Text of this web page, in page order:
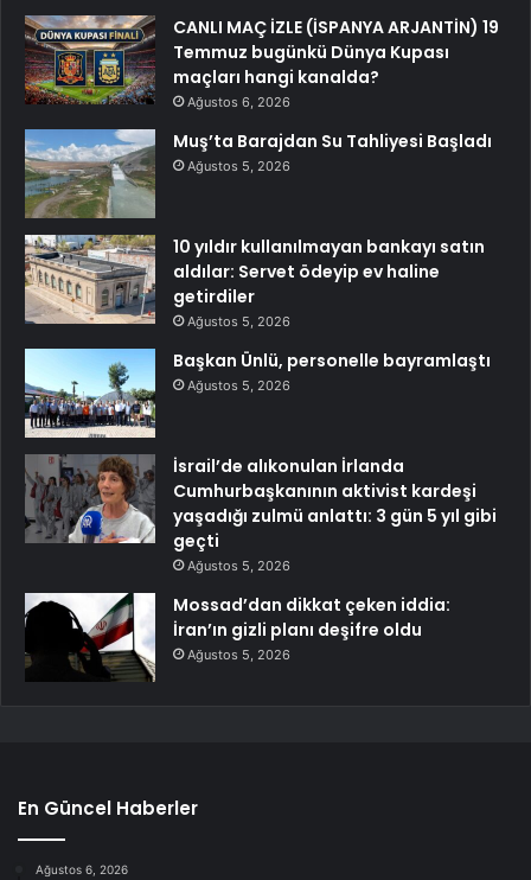
CANLI MAÇ İZLE (İSPANYA ARJANTİN) 19
Temmuz bugünkü Dünya Kupası
maçları hangi kanalda?
Ağustos 6, 2026
Muş’ta Barajdan Su Tahliyesi Başladı
Ağustos 5, 2026
10 yıldır kullanılmayan bankayı satın
aldılar: Servet ödeyip ev haline
getirdiler
Ağustos 5, 2026
Başkan Ünlü, personelle bayramlaştı
Ağustos 5, 2026
İsrail’de alıkonulan İrlanda
Cumhurbaşkanının aktivist kardeşi
yaşadığı zulmü anlattı: 3 gün 5 yıl gibi
geçti
Ağustos 5, 2026
Mossad’dan dikkat çeken iddia:
İran’ın gizli planı deşifre oldu
Ağustos 5, 2026
En Güncel Haberler
Ağustos 6, 2026